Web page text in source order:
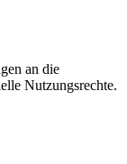
an die
Nutzungsrechte.